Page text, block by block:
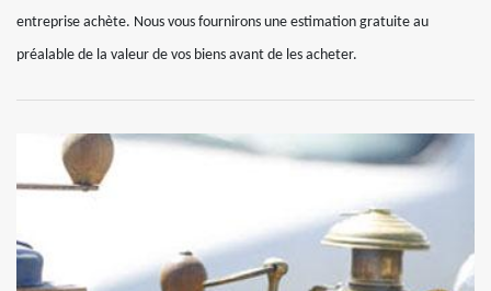
entreprise achète. Nous vous fournirons une estimation gratuite au
préalable de la valeur de vos biens avant de les acheter.